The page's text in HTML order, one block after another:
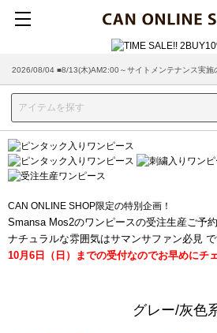
2026/08/04 ■8/13(木)AM2:00～サイトメンテナンス実施
2026/07/29 ■【お知らせ】ヤマト運輸の配送遅延・停止
CAN ONLINE SHOP限定の特別企画！
Smansa Mos2のワンピースの受注生産ご予約
ナチュラルな雰囲気はサマンサファン必見 で
10月6日（日）までの受付なのでお早めにチ
グレー/灰色